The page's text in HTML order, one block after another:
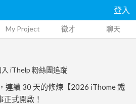
登入
My Project 徵才 聊天
iThelp 粉絲團追蹤
連續 30 天的修煉【2026 iThome 鐵
正式開啟！